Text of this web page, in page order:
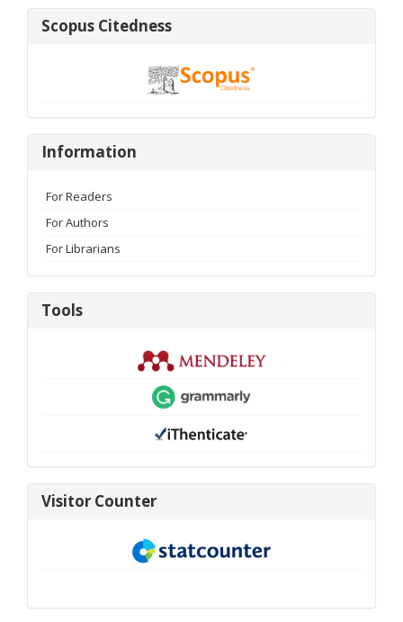
Scopus
Citedness
Scopus Citedness
Information
Information
For Readers
For Authors
For Librarians
Tools
Tools
visitor-
Visitor Counter